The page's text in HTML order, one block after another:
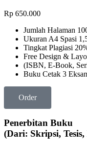
Rp 650.000
Jumlah Halaman
Ukuran A4 Spasi
Tingkat Plagiasi
Free Design &
(ISBN, E-Book,
Buku Cetak 3
Order
Penerbitan Buku
(Dari: Skripsi, Tesis,